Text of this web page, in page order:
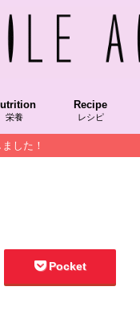
時間.jp,朝美人アンバサダー
ナーブルスソープ
チーム美セレブ記事
LAB.
トレ
栄養
発酵食品
穀物 植物性食品
動物性食品
スーパーフード
ビタミン
Recipe
レシピ
した！
Pocket